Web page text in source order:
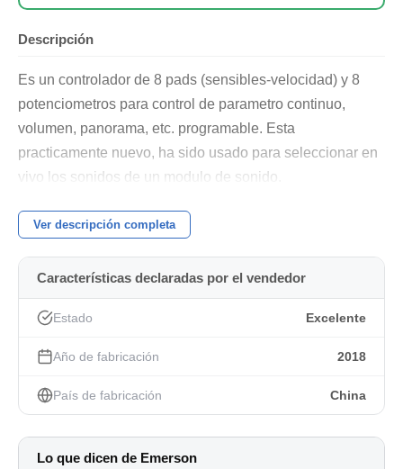
Descripción
Es un controlador de 8 pads (sensibles-velocidad) y 8
potenciometros para control de parametro continuo,
volumen, panorama, etc. programable. Esta
practicamente nuevo, ha sido usado para seleccionar en
vivo los sonidos de un modulo de sonido.
Ver descripción completa
Características declaradas por el vendedor
Estado Excelente
Año de fabricación 2018
País de fabricación China
Lo que dicen de Emerson